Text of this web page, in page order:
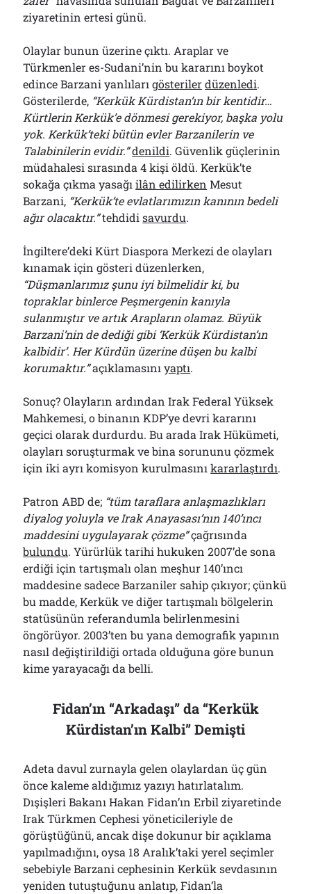
ziyaretinin ertesi günü.
Olaylar bunun üzerine çıktı. Araplar ve
Türkmenler es-Sudani’nin bu kararını boykot
edince Barzani yanlılarıgösterilerdüzenledi.
Gösterilerde, “Kerkük Kürdistan’ın bir kentidir…
Kürtlerin Kerkük’e dönmesi gerekiyor, başka yolu
yok. Kerkük’teki bütün evler Barzanilerin ve
Talabinilerin evidir.”denildi. Güvenlik güçlerinin
müdahalesi sırasında 4 kişi öldü. Kerkük’te
sokağa çıkma yasağıilân edilirken Mesut
Barzani, “Kerkük’te evlatlarımızın kanının bedeli
ağır olacaktır.”tehdidisavurdu.
İngiltere’deki Kürt Diaspora Merkezi de olayları
kınamak için gösteri düzenlerken,
“Düşmanlarımız şunu iyi bilmelidir ki, bu
topraklar binlerce Peşmergenin kanıyla
sulanmıştır ve artık Arapların olamaz. Büyük
Barzani’nin de dediği gibi ‘Kerkük Kürdistan’ın
kalbidir’. Her Kürdün üzerine düşen bu kalbi
korumaktır.”açıklamasınıyaptı.
Sonuç? Olayların ardından Irak Federal Yüksek
Mahkemesi, o binanın KDP’ye devri kararını
geçici olarak durdurdu. Bu arada Irak Hükümeti,
olayları soruşturmak ve bina sorununu çözmek
için iki ayrı komisyon kurulmasınıkararlaştırdı.
Patron ABD de; “tüm taraflara anlaşmazlıkları
diyalog yoluyla ve Irak Anayasası’nın 140’ıncı
maddesini uygulayarak çözme”çağrısında
bulundu. Yürürlük tarihi hukuken 2007’de sona
erdiği için tartışmalı olan meşhur 140’ıncı
maddesine sadece Barzaniler sahip çıkıyor; çünkü
bu madde, Kerkük ve diğer tartışmalı bölgelerin
statüsünün referandumla belirlenmesini
öngörüyor. 2003’ten bu yana demografik yapının
nasıl değiştirildiği ortada olduğuna göre bunun
kime yarayacağı da belli.
Fidan’ın “Arkadaşı” da “Kerkük
Kürdistan’ın Kalbi” Demişti
Adeta davul zurnayla gelen olaylardan üç gün
önce kaleme aldığımız yazıyı hatırlatalım.
Dışişleri Bakanı Hakan Fidan’ın Erbil ziyaretinde
Irak Türkmen Cephesi yöneticileriyle de
görüştüğünü, ancak dişe dokunur bir açıklama
yapılmadığını, oysa 18 Aralık’taki yerel seçimler
sebebiyle Barzani cephesinin Kerkük sevdasının
yeniden tutuştuğunu anlatıp, Fidan’la